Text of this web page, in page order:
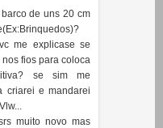
de 2010 às 16:55
de uns 20 cm
me explicase se
fios para coloca
se sim me